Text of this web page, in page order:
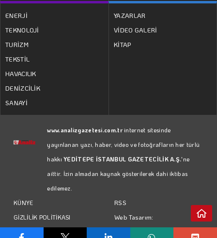
ENERJİ
TEKNOLOJİ
TURİZM
TEKSTİL
HAVACILIK
DENİZCİLİK
SANAYİ
YAZARLAR
VİDEO GALERİ
KİTAP
www.analizgazetesi.com.trinternet sitesinde
yayınlanan yazı, haber, video ve fotoğrafların her türlü
hakkıYEDİTEPE İSTANBUL GAZETECİLİK A.Ş.'ne
aittir. İzin almadan kaynak gösterilerek dahi iktibas
edilemez.
KÜNYE
GİZLİLİK POLİTİKASI
KULLANIM KOŞULLARI
RSS
Web Tasarım: